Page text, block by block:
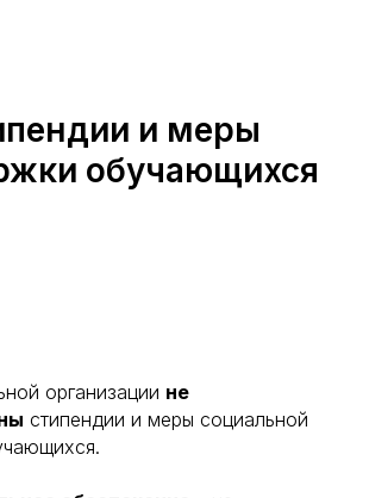
и меры
обучающихся
организации не
стипендии и меры социальной